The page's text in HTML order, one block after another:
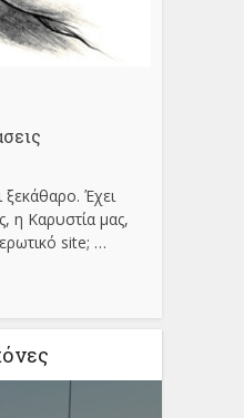
ξεκάθαρο. Έχει
η Καρυστία μας,
site; …